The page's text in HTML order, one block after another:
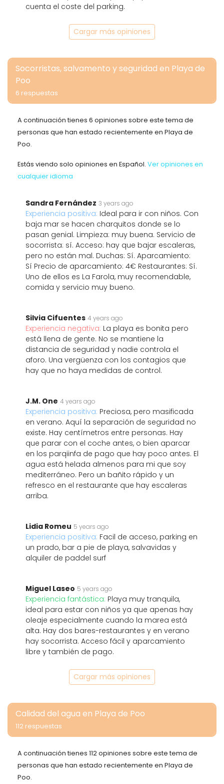
cuenta el coste del parking.
Cargar más opiniones
Socorristas, salvamento y seguridad en Playa de
Poo
6 respuestas
A continuación tienes 6 opiniones sobre este tema de
personas que han estado recientemente en Playa de
Poo.
Estás viendo solo opiniones en Español. Ver opiniones en
cualquier idioma
Sandra Fernández 3 years ago
Experiencia positiva: Ideal para ir con niños. Con
baja mar se hacen charquitos donde se lo
pasan genial. Limpieza: muy buena. Servicio de
socorrista: sí. Acceso: hay que bajar escaleras,
pero no están mal. Duchas: Sí. Aparcamiento:
Sí Precio de aparcamiento: 4€ Restaurantes: Sí.
Uno de ellos es La Farola, muy recomendable,
comida y servicio muy bueno.
Silvia Cifuentes 4 years ago
Experiencia negativa: La playa es bonita pero
está llena de gente. No se mantiene la
distancia de seguridad y nadie controla el
aforo. Una vergüenza con los contagios que
hay que no haya medidas de control.
J.M. One 4 years ago
Experiencia positiva: Preciosa, pero masificada
en verano. Aquí la separación de seguridad no
existe. Hay centímetros entre personas. Hay
que parar con el coche antes, o bien aparcar
en los parqiinfa de pago que hay poco antes. El
agua está helada almenos para mi que soy
mediterráneo. Pero un bañito rápido y un
refresco en el restaurante que hay escaleras
arriba.
Lidia Romeu 5 years ago
Experiencia positiva: Facil de acceso, parking en
un prado, bar a pie de playa, salvavidas y
alquiler de paddel surf
Miguel Laseo 5 years ago
Experiencia fantástica: Playa muy tranquila,
ideal para estar con niños ya que apenas hay
oleaje especialmente cuando la marea está
alta. Hay dos bares-restaurantes y en verano
hay socorrista. Acceso fácil y aparcamiento
libre y también de pago.
Cargar más opiniones
Calidad del agua en Playa de Poo
112 respuestas
A continuación tienes 112 opiniones sobre este tema de
personas que han estado recientemente en Playa de
Poo.